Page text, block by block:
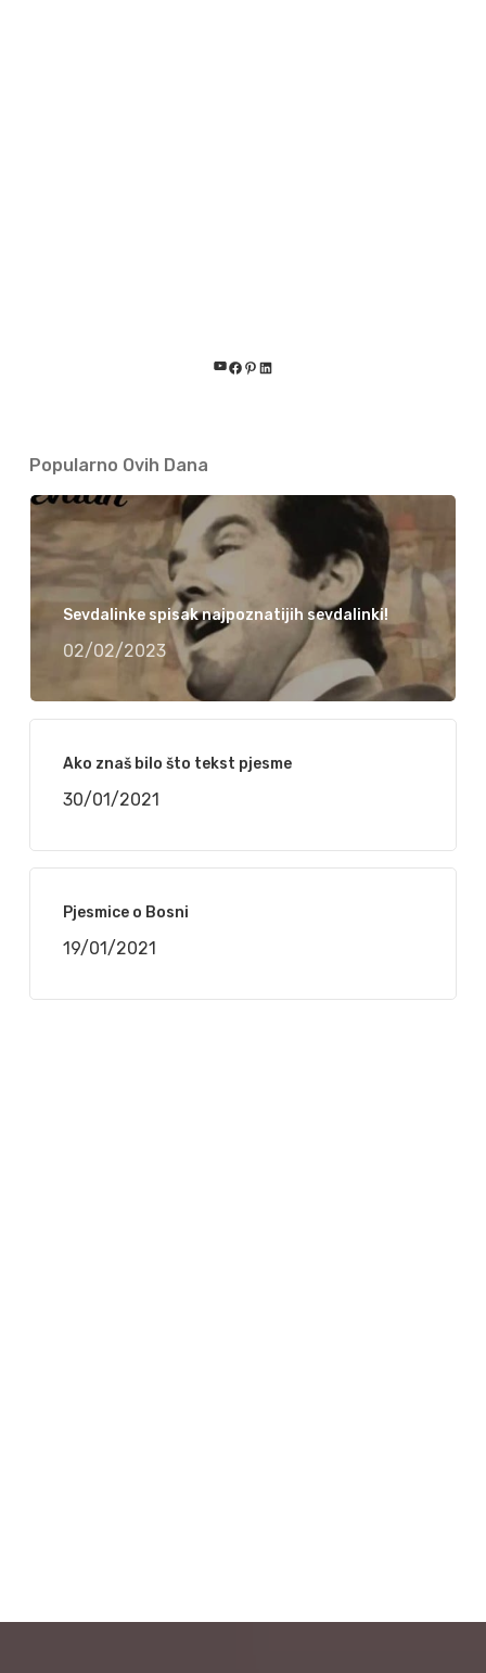
YouTube
Facebook
Pinterest
LinkedIn
Popularno Ovih Dana
Sevdalinke spisak najpoznatijih sevdalinki!
02/02/2023
Ako znaš bilo što tekst pjesme
30/01/2021
Pjesmice o Bosni
19/01/2021